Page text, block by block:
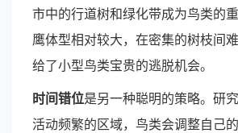
市中的行道树和绿化带成为鸟类的
鹰体型相对较大，在密集的树枝间
给了小型鸟类宝贵的逃脱机会。
时间错位是另一种聪明的策略。研
活动频繁的区域，鸟类会调整自己